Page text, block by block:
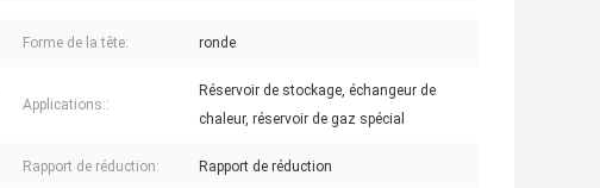
Forme de la tête: ronde
Applications::
Réservoir de stockage, échangeur de
chaleur, réservoir de gaz spécial
Rapport de réduction: Rapport de réduction